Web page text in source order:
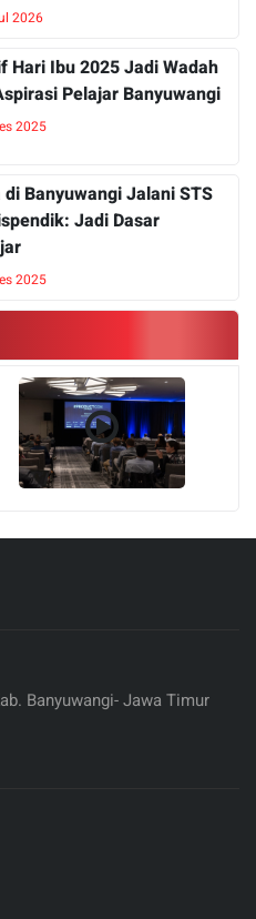
2026
Hari Ibu 2025 Jadi Wadah
Pelajar Banyuwangi
2025
di Banyuwangi Jalani STS
Jadi Dasar
2025
Banyuwangi- Jawa Timur